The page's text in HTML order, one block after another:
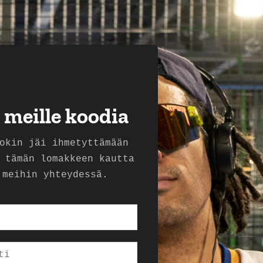
koodia
jäi ihmetyttämään
lomakkeen kautta
yhteydessä.